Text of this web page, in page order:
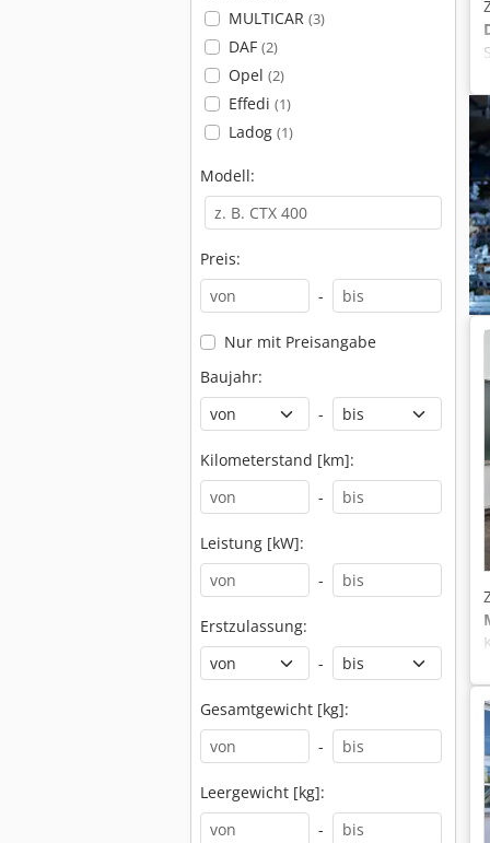
MULTICAR (3)
DAF (2)
Opel (2)
Effedi (1)
Ladog (1)
Modell:
Preis:
-
Nur mit Preisangabe
Baujahr:
-
Kilometerstand [km]:
-
Leistung [kW]:
-
Erstzulassung:
-
Gesamtgewicht [kg]:
-
Leergewicht [kg]:
-